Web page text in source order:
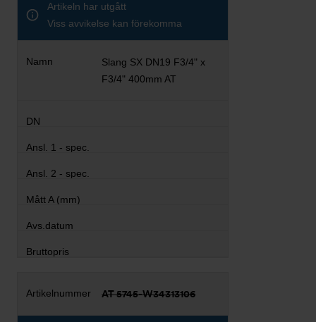
Artikeln har utgått
Viss avvikelse kan förekomma
Slang SX DN19 F3/4" x
F3/4" 400mm AT
AT 5745-W34313106